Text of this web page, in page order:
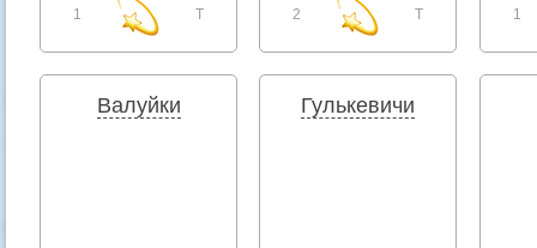
1 T 2 T 1
Валуйки Гулькевичи